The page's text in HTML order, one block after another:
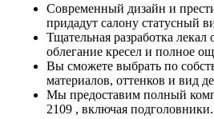
Современный дизайн и
придадут салону статусный
Тщательная разработка лекал
облегание кресел и полное
Вы сможете выбрать по
материалов, оттенков и вид
Мы предоставим полный
2109 , включая подголовники.